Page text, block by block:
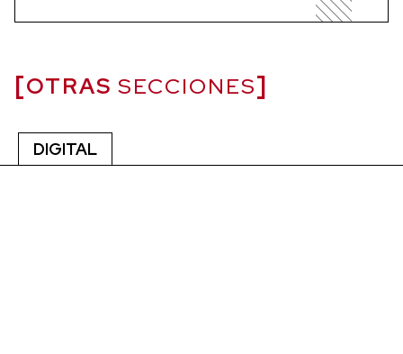
OTRAS SECCIONES
DIGITAL